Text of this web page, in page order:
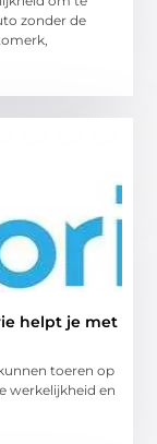
zonder de
helpt je met
toeren op
werkelijkheid en